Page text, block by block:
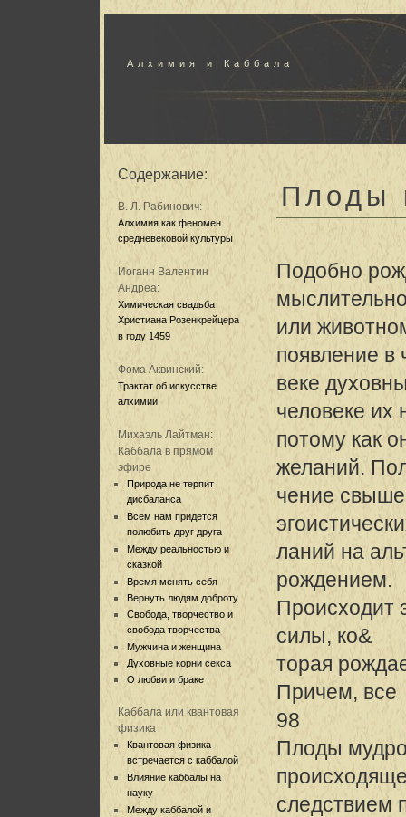
Алхимия и Каббала
Содержание:
В. Л. Рабинович:
Алхимия как феномен
средневековой культуры
Иоганн Валентин
Андреа:
Химическая свадьба
Христиана Розенкрейцера
в году 1459
Фома Аквинский:
Трактат об искусстве
алхимии
Михаэль Лайтман:
Каббала в прямом
эфире
Природа не терпит
дисбаланса
Всем нам придется
полюбить друг друга
Между реальностью и
сказкой
Время менять себя
Вернуть людям доброту
Свобода, творчество и
свобода творчества
Мужчина и женщина
Духовные корни секса
О любви и браке
Каббала или квантовая
физика
Квантовая физика
встречается с каббалой
Влияние каббалы на
науку
Между каббалой и
Плоды
Подобно
или
появление в
веке
человеке их
потому как
желаний.
чение
ланий на
рождением.
Происходит
силы, ко&
торая
Причем, все
98
Плоды
следствием